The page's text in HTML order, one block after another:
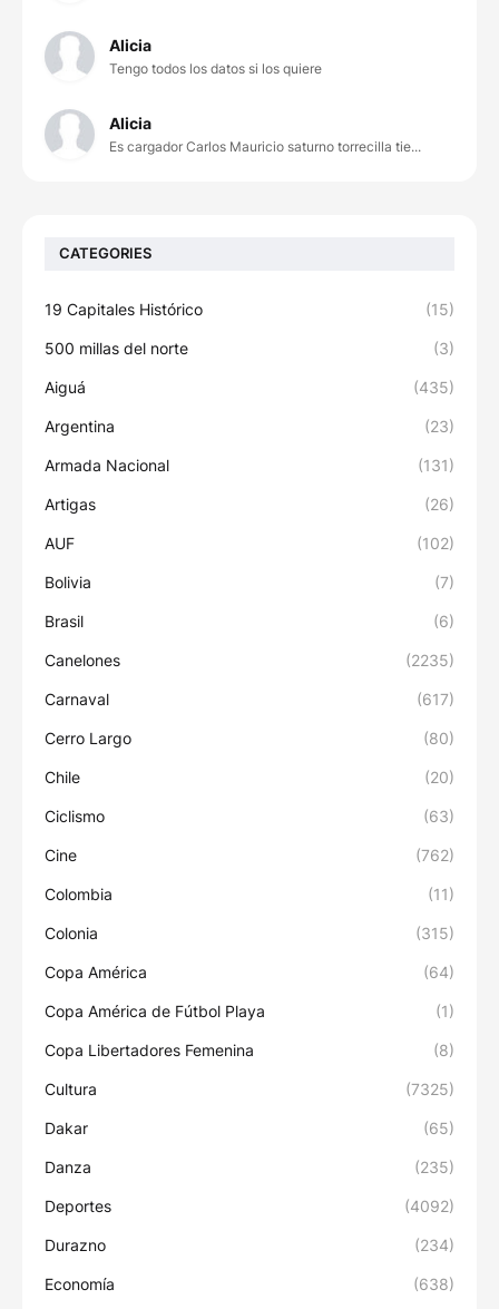
Alicia
Tengo todos los datos si los quiere
Alicia
Es cargador Carlos Mauricio saturno torrecilla tie...
CATEGORIES
19 Capitales Histórico (15)
500 millas del norte (3)
Aiguá (435)
Argentina (23)
Armada Nacional (131)
Artigas (26)
AUF (102)
Bolivia (7)
Brasil (6)
Canelones (2235)
Carnaval (617)
Cerro Largo (80)
Chile (20)
Ciclismo (63)
Cine (762)
Colombia (11)
Colonia (315)
Copa América (64)
Copa América de Fútbol Playa (1)
Copa Libertadores Femenina (8)
Cultura (7325)
Dakar (65)
Danza (235)
Deportes (4092)
Durazno (234)
Economía (638)